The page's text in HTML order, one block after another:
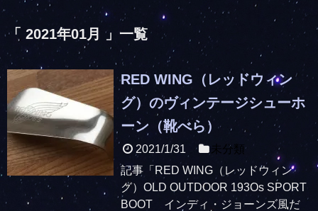
「 2021年01月 」一覧
RED WING（レッドウィン
グ）のヴィンテージシューホ
ーン（靴べら）
2021/1/31
未分類
記事「RED WING（レッドウィン
グ）OLD OUTDOOR 193Os SPORT
BOOT インディ・ジョーンズ風だ